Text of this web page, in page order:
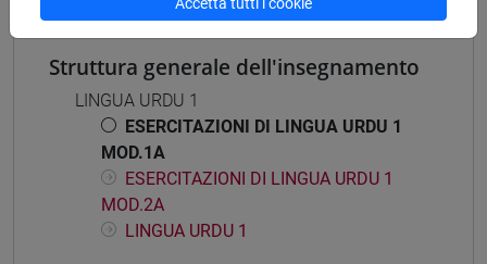
Struttura generale dell'insegnamento
LINGUA URDU 1
ESERCITAZIONI DI LINGUA URDU 1
MOD.1A
ESERCITAZIONI DI LINGUA URDU 1
MOD.2A
LINGUA URDU 1